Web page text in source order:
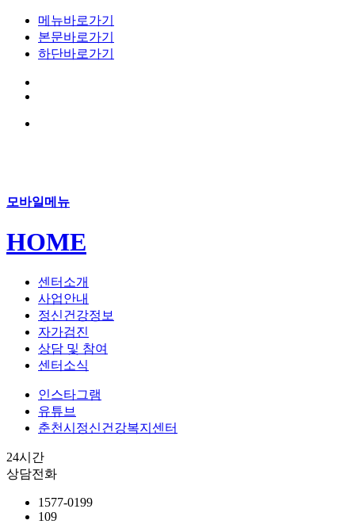
메뉴바로가기
본문바로가기
하단바로가기
모바일메뉴
HOME
센터소개
사업안내
정신건강정보
자가검진
상담 및 참여
센터소식
인스타그램
유튜브
춘천시정신건강복지센터
24시간
상담전화
1577-0199
109